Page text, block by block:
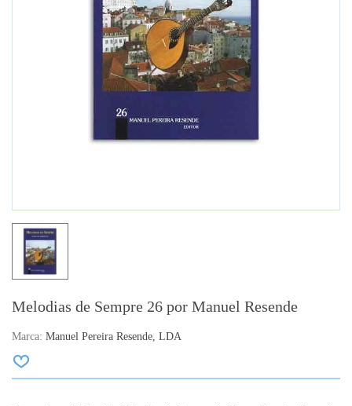
Melodias de Sempre 26 por Manuel Resende
Marca: Manuel Pereira Resende, LDA